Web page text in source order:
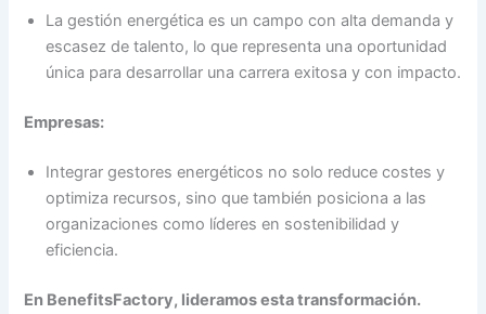
La gestión energética es un campo con alta demanda y
escasez de talento, lo que representa una oportunidad
única para desarrollar una carrera exitosa y con impacto.
Empresas:
Integrar gestores energéticos no solo reduce costes y
optimiza recursos, sino que también posiciona a las
organizaciones como líderes en sostenibilidad y
eficiencia.
En BenefitsFactory, lideramos esta transformación.